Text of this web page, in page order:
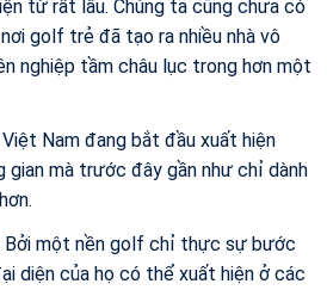
từ rất lâu. Chúng ta cũng chưa có
golf trẻ đã tạo ra nhiều nhà vô
nghiệp tầm châu lục trong hơn một
Nam đang bắt đầu xuất hiện
gian mà trước đây gần như chỉ dành
Bởi một nền golf chỉ thực sự bước
diện của họ có thể xuất hiện ở các